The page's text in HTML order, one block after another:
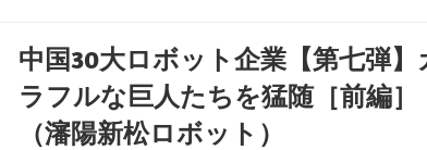
中国30大ロボット企業【第七弾】
ラフルな巨人たちを猛随［前編］
（瀋陽新松ロボット）